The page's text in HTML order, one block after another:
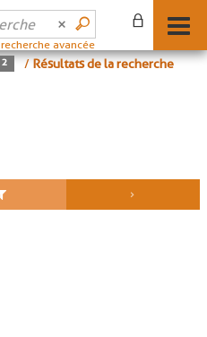
recherche avancée
/Résultats de la recherche